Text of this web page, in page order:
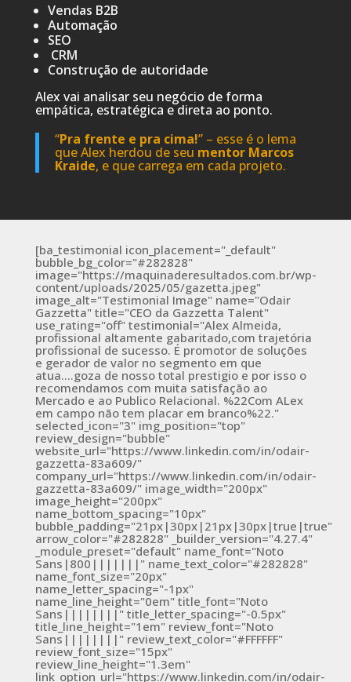
Vendas B2B
Automação
SEO
CRM
Construção de autoridade
Alex vai analisar seu negócio de forma
empática, estratégica e direta ao ponto.
“Pra frente e pra cima!” – esse é o lema
que Alex herdou de seu mentor Marcos
Kraide, e que carrega em cada projeto.
[ba_testimonial icon_placement="_default"
bubble_bg_color="#282828"
image="https://maquinaderesultados.com.br/wp-
content/uploads/2025/05/gazetta.jpeg"
image_alt="Testimonial Image" name="Odair
Gazzetta" title="CEO da Gazzetta Talent"
use_rating="off" testimonial="Alex Almeida,
profissional altamente gabaritado,com trajetória
profissional de sucesso. É promotor de soluções
e gerador de valor no segmento em que
atua....goza de nosso total prestigio e por isso o
recomendamos com muita satisfação ao
Mercado e ao Publico Relacional. %22Com ALex
em campo não tem placar em branco%22."
selected_icon="3" img_position="top"
review_design="bubble"
website_url="https://www.linkedin.com/in/odair-
gazzetta-83a609/"
company_url="https://www.linkedin.com/in/odair-
gazzetta-83a609/" image_width="200px"
image_height="200px"
name_bottom_spacing="10px"
bubble_padding="21px|30px|21px|30px|true|true"
arrow_color="#282828" _builder_version="4.27.4"
_module_preset="default" name_font="Noto
Sans|800|||||||" name_text_color="#282828"
name_font_size="20px"
name_letter_spacing="-1px"
name_line_height="0em" title_font="Noto
Sans||||||||" title_letter_spacing="-0.5px"
title_line_height="1em" review_font="Noto
Sans||||||||" review_text_color="#FFFFFF"
review_font_size="15px"
review_line_height="1.3em"
link_option_url="https://www.linkedin.com/in/odair-